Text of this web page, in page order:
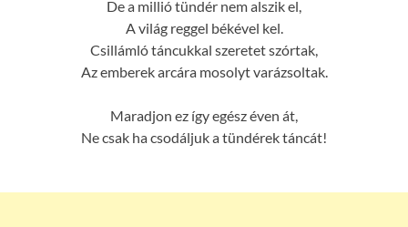
De a millió tündér nem alszik el,
A világ reggel békével kel.
Csillámló táncukkal szeretet szórtak,
Az emberek arcára mosolyt varázsoltak.
Maradjon ez így egész éven át,
Ne csak ha csodáljuk a tündérek táncát!